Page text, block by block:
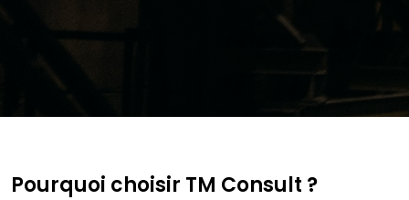
Pourquoi choisir TM Consult ?